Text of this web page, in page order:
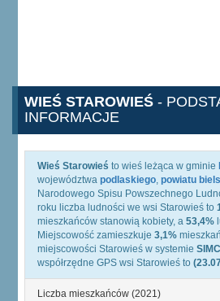
WIEŚ STAROWIEŚ -
INFORMACJE
Wieś Starowieś to wieś leżąca w gminie
województwa podlaskiego, powiatu
Narodowego Spisu Powszechnego
roku liczba ludności we wsi Starowieś to
mieszkańców stanowią kobiety, a 53,4%
Miejscowość zamieszkuje 3,1%
miejscowości Starowieś w systemie SIMC
współrzędne GPS wsi Starowieś to
Liczba mieszkańców (2021)